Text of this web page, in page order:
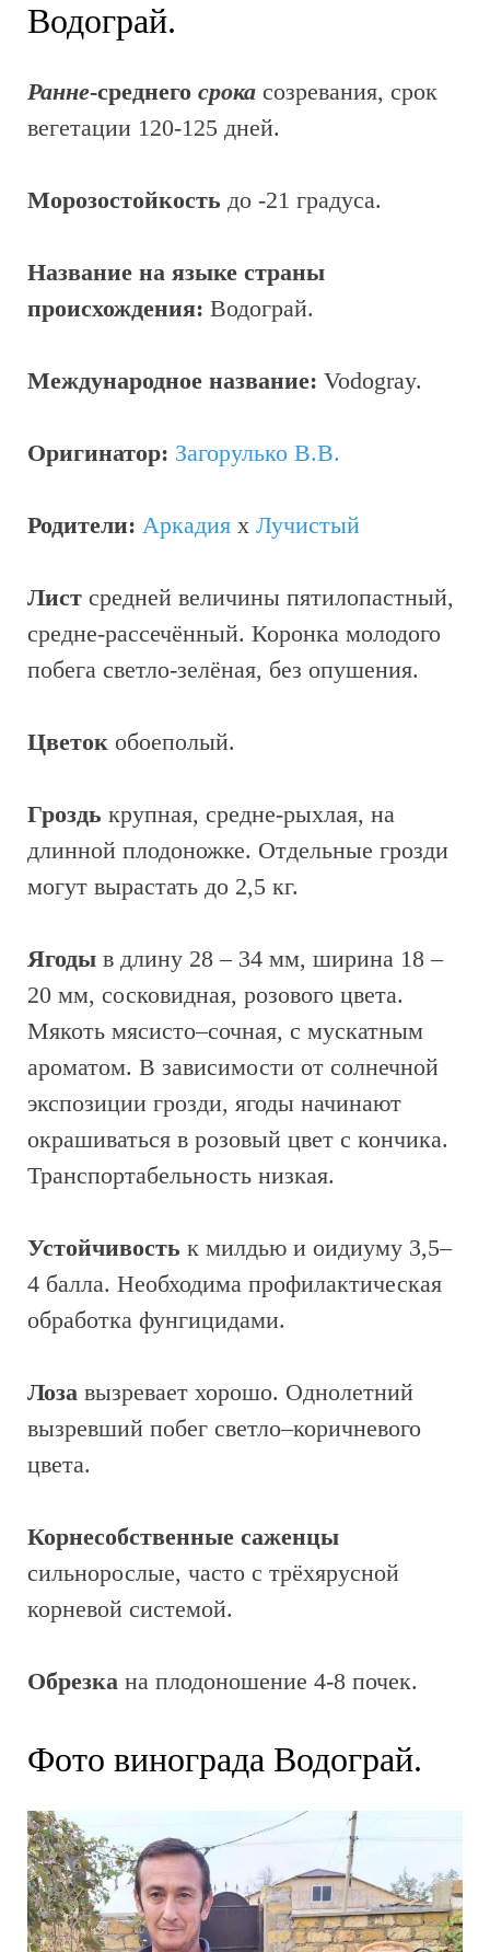
Водограй.
Ранне-среднего срока созревания, срок
вегетации 120-125 дней.
Морозостойкость до -21 градуса.
Название на языке страны
происхождения: Водограй.
Международное название: Vodogray.
Оригинатор: Загорулько В.В.
Родители: Аркадия x Лучистый
Лист средней величины пятилопастный,
средне-рассечённый. Коронка молодого
побега светло-зелёная, без опушения.
Цветок обоеполый.
Гроздь крупная, средне-рыхлая, на
длинной плодоножке. Отдельные грозди
могут вырастать до 2,5 кг.
Ягоды в длину 28 – 34 мм, ширина 18 –
20 мм, сосковидная, розового цвета.
Мякоть мясисто–сочная, с мускатным
ароматом. В зависимости от солнечной
экспозиции грозди, ягоды начинают
окрашиваться в розовый цвет с кончика.
Транспортабельность низкая.
Устойчивость к милдью и оидиуму 3,5–
4 балла. Необходима профилактическая
обработка фунгицидами.
Лоза вызревает хорошо. Однолетний
вызревший побег светло–коричневого
цвета.
Корнесобственные саженцы
сильнорослые, часто с трёхярусной
корневой системой.
Обрезка на плодоношение 4-8 почек.
Фото винограда Водограй.